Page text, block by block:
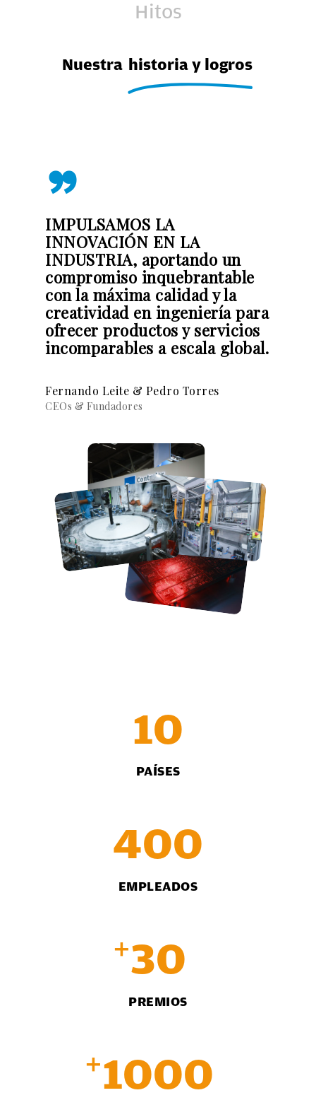
Hitos
Nuestra historia y logros
”
IMPULSAMOS LA
INNOVACIÓN EN LA
INDUSTRIA, aportando un
compromiso inquebrantable
con la máxima calidad y la
creatividad en ingeniería para
ofrecer productos y servicios
incomparables a escala global.
Fernando Leite & Pedro Torres
CEOs & Fundadores
10
PAÍSES
400
EMPLEADOS
+30
PREMIOS
+1000